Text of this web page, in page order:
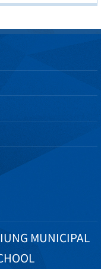
MUNICIPAL